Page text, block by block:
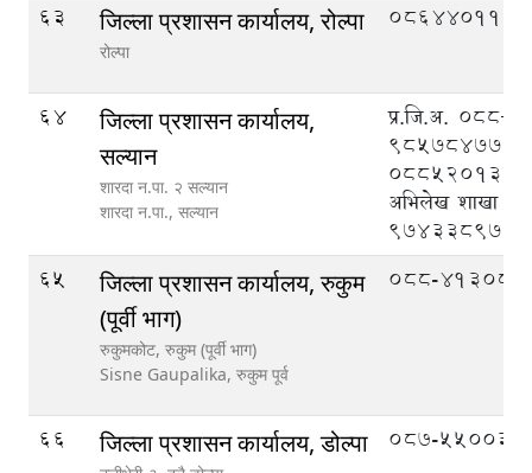
63
जिल्ला प्रशासन कार्यालय, रोल्पा
रोल्पा
086440110
64
जिल्ला प्रशासन कार्यालय,
सल्यान
शारदा न.पा. २ सल्यान
शारदा न.पा., सल्यान
प्र.जि.अ.
०८८५२०१३४,
अभिलेख शाखा
९७४३३८९७३६
65
जिल्ला प्रशासन कार्यालय, रुकुम
(पूर्वी भाग)
रुकुमकोट, रुकुम (पूर्वी भाग)
Sisne Gaupalika, रुकुम पूर्व
088-413083
66 जिल्ला प्रशासन कार्यालय, डोल्पा 087-550033